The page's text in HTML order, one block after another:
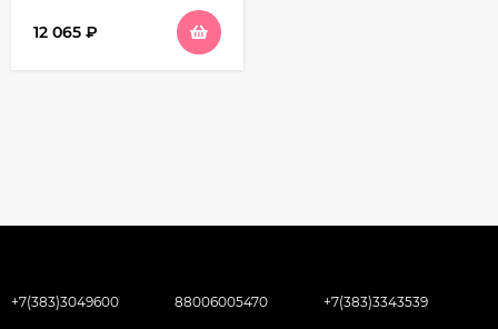
12 065 ₽
+7(383)3049600 88006005470 +7(383)3343539